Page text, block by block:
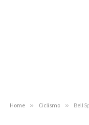
Home » Ciclismo » Bell